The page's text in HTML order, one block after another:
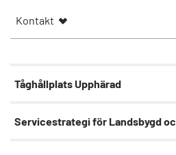
Kontakt
Tåghållplats Upphärad
Servicestrategi för Landsbygd